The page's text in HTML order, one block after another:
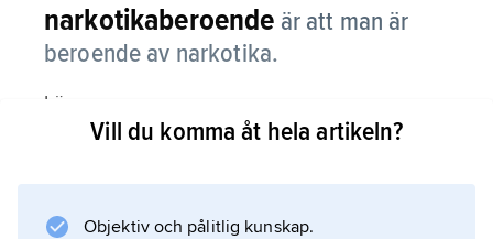
narkotikaberoende är att man är
beroende av narkotika.
Läs om
narkotikamissbruk
.
Vill du komma åt hela artikeln?
Objektiv och pålitlig kunskap.